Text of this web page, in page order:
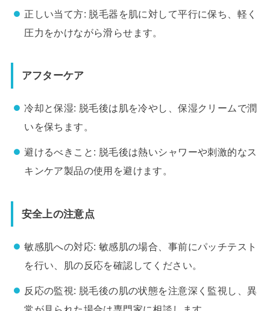
正しい当て方: 脱毛器を肌に対して平行に保ち、軽く
圧力をかけながら滑らせます。
アフターケア
冷却と保湿: 脱毛後は肌を冷やし、保湿クリームで潤
いを保ちます。
避けるべきこと: 脱毛後は熱いシャワーや刺激的なス
キンケア製品の使用を避けます。
安全上の注意点
敏感肌への対応: 敏感肌の場合、事前にパッチテスト
を行い、肌の反応を確認してください。
反応の監視: 脱毛後の肌の状態を注意深く監視し、異